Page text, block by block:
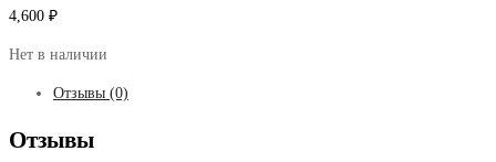
4,600 ₽
Нет в наличии
Отзывы (0)
Отзывы